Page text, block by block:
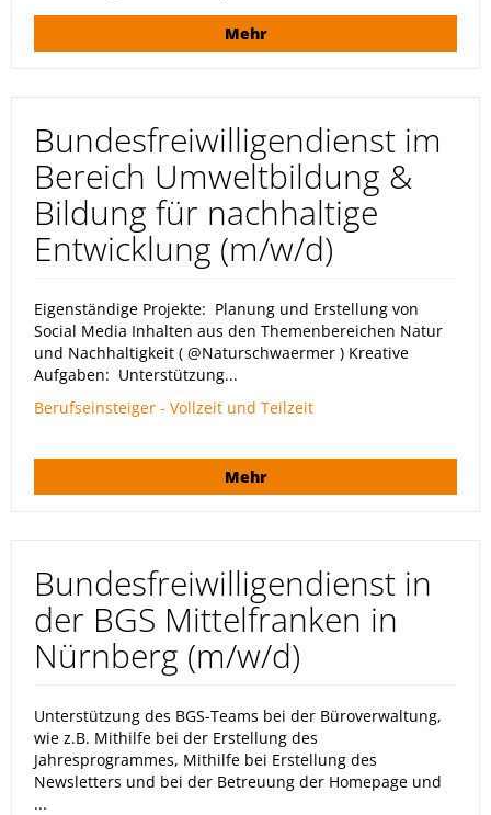
Mehr
Bundesfreiwilligendienst im
Bereich Umweltbildung &
Bildung für nachhaltige
Entwicklung (m/w/d)
Eigenständige Projekte: Planung und Erstellung von
Social Media Inhalten aus den Themenbereichen Natur
und Nachhaltigkeit ( @Naturschwaermer ) Kreative
Aufgaben: Unterstützung...
Berufseinsteiger - Vollzeit und Teilzeit
Mehr
Bundesfreiwilligendienst in
der BGS Mittelfranken in
Nürnberg (m/w/d)
Unterstützung des BGS-Teams bei der Büroverwaltung,
wie z.B. Mithilfe bei der Erstellung des
Jahresprogrammes, Mithilfe bei Erstellung des
Newsletters und bei der Betreuung der Homepage und
...